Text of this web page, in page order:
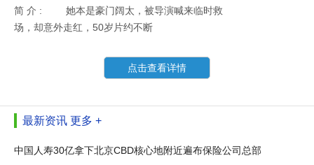
简 介 :
她本是豪门阔太，被导演喊来临时救
场，却意外走红，50岁片约不断
点击查看详情
最新资讯 更多 +
中国人寿30亿拿下北京CBD核心地附近遍布保险公司总部